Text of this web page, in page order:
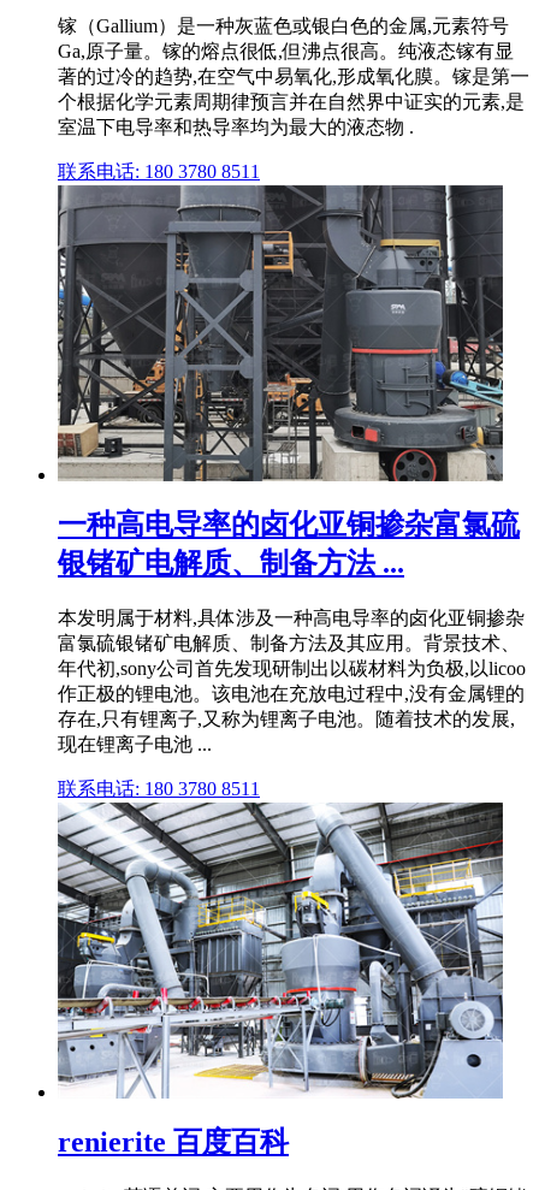
镓（Gallium）是一种灰蓝色或银白色的金属,元素符号
Ga,原子量。镓的熔点很低,但沸点很高。纯液态镓有显
著的过冷的趋势,在空气中易氧化,形成氧化膜。镓是第一
个根据化学元素周期律预言并在自然界中证实的元素,是
室温下电导率和热导率均为最大的液态物 .
联系电话: 180 3780 8511
一种高电导率的卤化亚铜掺杂富氯硫
银锗矿电解质、制备方法 ...
本发明属于材料,具体涉及一种高电导率的卤化亚铜掺杂
富氯硫银锗矿电解质、制备方法及其应用。背景技术、
年代初,sony公司首先发现研制出以碳材料为负极,以licoo
作正极的锂电池。该电池在充放电过程中,没有金属锂的
存在,只有锂离子,又称为锂离子电池。随着技术的发展,
现在锂离子电池 ...
联系电话: 180 3780 8511
renierite 百度百科